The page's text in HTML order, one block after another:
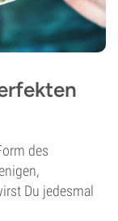
des
Du jedesmal